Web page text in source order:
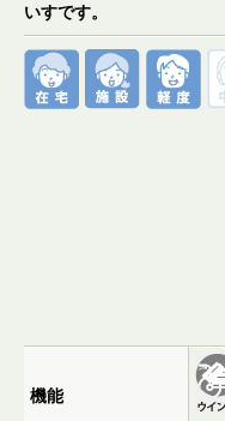
いすです。
機能